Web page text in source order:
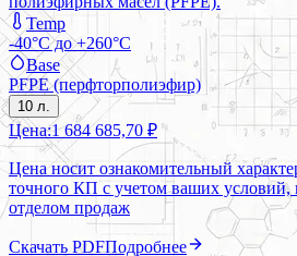
Temp
-40°C до +260°C
Base
PFPE (перфторполиэфир)
10 л.
Цена:1 684 685,70 ₽
Цена носит ознакомительный
точного КП с учетом ваших условий,
отделом продаж
Скачать PDFПодробнее